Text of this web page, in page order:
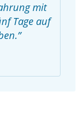
mit
Tage auf